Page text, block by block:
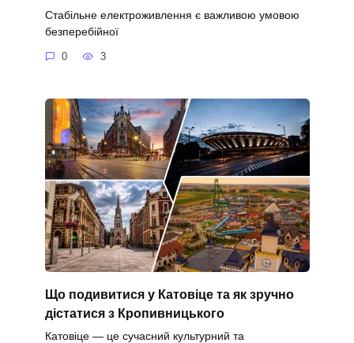
Стабільне електроживлення є важливою умовою
безперебійної
0 3
Що подивитися у Катовіце та як зручно
дістатися з Кропивницького
Катовіце — це сучасний культурний та